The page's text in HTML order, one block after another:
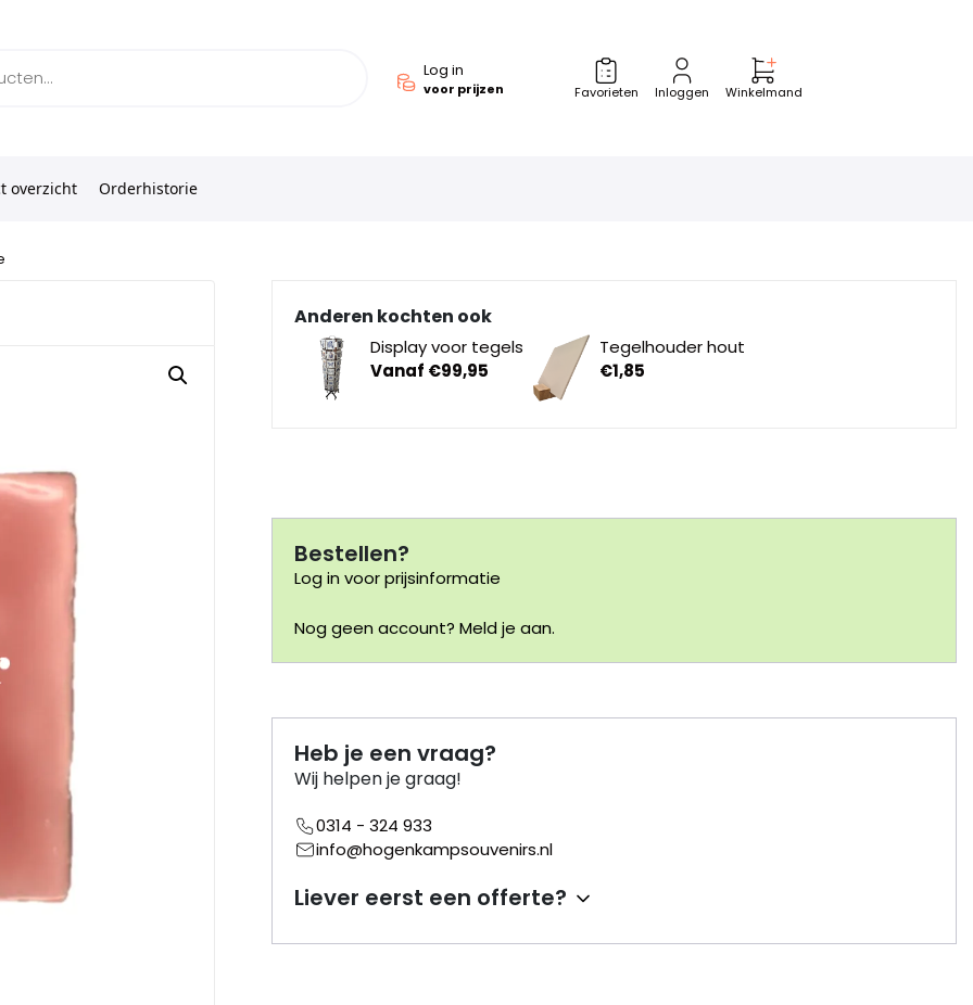
Log in
voor prijzen Favorieten Inloggen Winkelmand
overzicht Orderhistorie
Anderen kochten ook
Display voor tegels
Vanaf €99,95
Tegelhouder hout
€1,85
Bestellen?
Log in voor prijsinformatie
Nog geen account? Meld je aan.
Heb je een vraag?
Wij helpen je graag!
0314 - 324 933
info@hogenkampsouvenirs.nl
Liever eerst een offerte?